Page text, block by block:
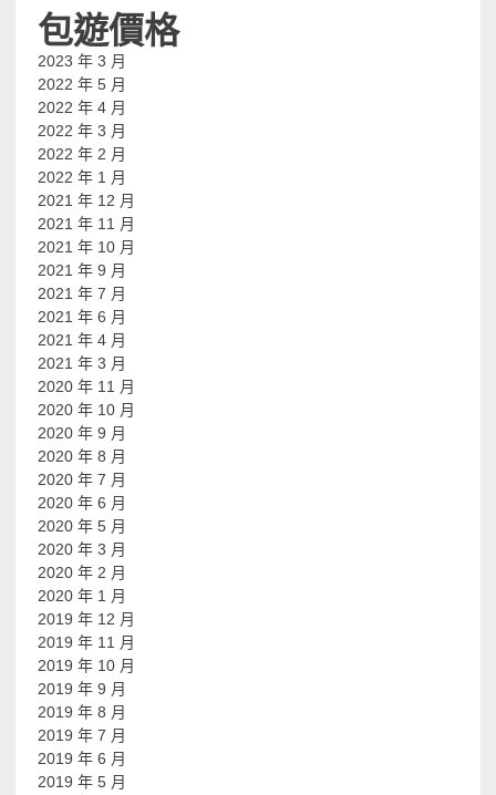
包遊價格
2023 年 3 月
2022 年 5 月
2022 年 4 月
2022 年 3 月
2022 年 2 月
2022 年 1 月
2021 年 12 月
2021 年 11 月
2021 年 10 月
2021 年 9 月
2021 年 7 月
2021 年 6 月
2021 年 4 月
2021 年 3 月
2020 年 11 月
2020 年 10 月
2020 年 9 月
2020 年 8 月
2020 年 7 月
2020 年 6 月
2020 年 5 月
2020 年 3 月
2020 年 2 月
2020 年 1 月
2019 年 12 月
2019 年 11 月
2019 年 10 月
2019 年 9 月
2019 年 8 月
2019 年 7 月
2019 年 6 月
2019 年 5 月